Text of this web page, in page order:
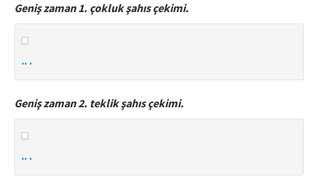
Geniş zaman 1. çokluk şahıs çekimi.
.. .
Geniş zaman 2. teklik şahıs çekimi.
.. .